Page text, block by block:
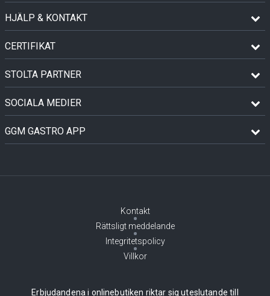
HJÄLP & KONTAKT
CERTIFIKAT
STOLTA PARTNER
SOCIALA MEDIER
GGM GASTRO APP
Kontakt
Rättsligt meddelande
Integritetspolicy
Villkor
Erbjudandena i onlinebutiken riktar sig uteslutande till